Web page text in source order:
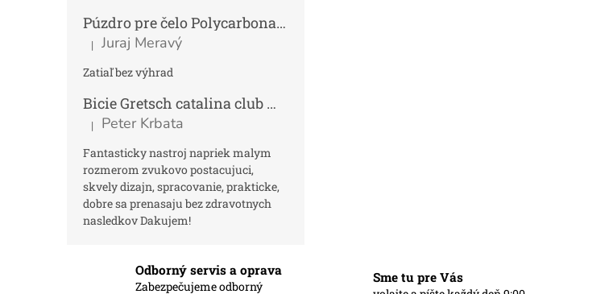
Púzdro pre čelo Polycarbonat FUN
Hodnotenie produktu je 5 z 5 hviezdičiek.
| Juraj Meravý
Zatiaľ bez výhrad
Bicie Gretsch catalina club micro kit saf
Hodnotenie produktu je 5 z 5 hviezdičiek.
| Peter Krbata
Fantasticky nastroj napriek malym
rozmerom zvukovo postacujuci,
skvely dizajn, spracovanie, prakticke,
dobre sa prenasaju bez zdravotnych
nasledkov Dakujem!
Odborný servis a oprava
Zabezpečujeme odborný
Sme tu pre Vás